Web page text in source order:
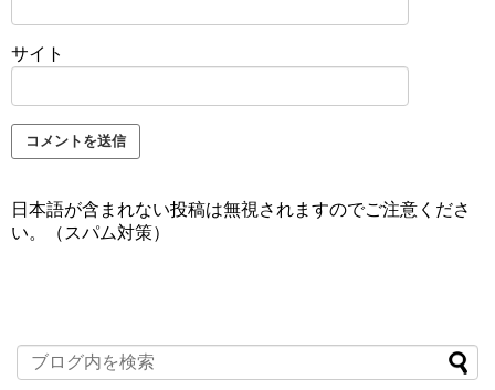
サイト
日本語が含まれない投稿は無視されますのでご注意くださ
い。（スパム対策）